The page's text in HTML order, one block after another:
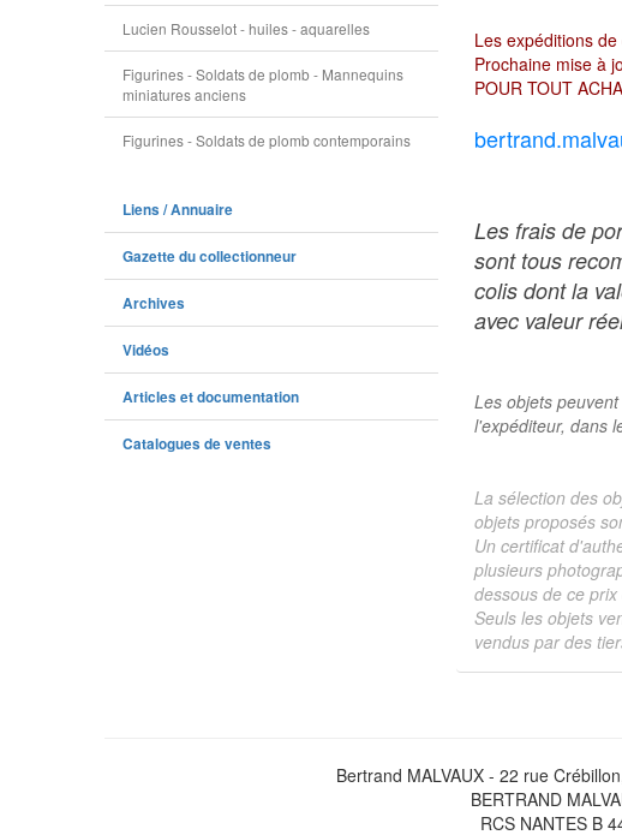
Lucien Rousselot - huiles - aquarelles
Figurines - Soldats de plomb - Mannequins
miniatures anciens
Figurines - Soldats de plomb contemporains
Liens / Annuaire
Gazette du collectionneur
Archives
Vidéos
Articles et documentation
Catalogues de ventes
Les expéditions
Prochaine mise à
POUR TOUT
Les frais de
sont tous
colis dont la
avec valeur
Les objets
l'expéditeur, dans
La sélection des
objets proposés
Un certificat
plusieurs
dessous de ce prix
Seuls les objets
vendus par des
Bertrand MALVAUX - 22 rue
BERTRAND
RCS NANTES B